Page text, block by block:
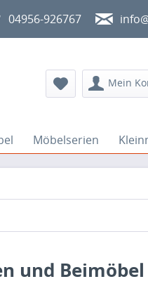
04956-926767
Mein
Möbelserien
und